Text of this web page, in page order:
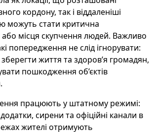
кордону, так і віддаленіші
можуть стати критична
або місця скупчення людей. Важливо
попередження не слід ігнорувати:
життя та здоров’я громадян,
пошкодження об’єктів
працюють у штатному режимі:
сирени та офіційні канали в
жителі отримують